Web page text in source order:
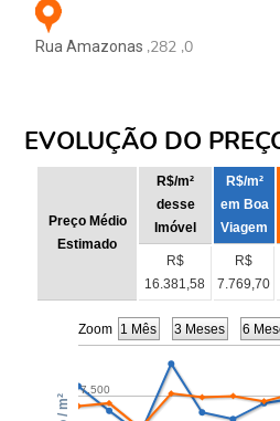
Rua Amazonas ,282 ,0
EVOLUÇÃO DO